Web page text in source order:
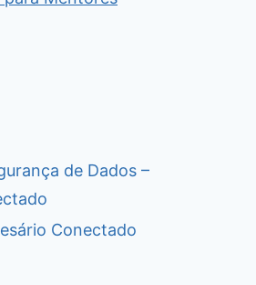
de Dados –
Conectado